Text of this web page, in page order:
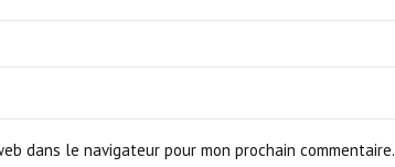
dans le navigateur pour mon prochain commentaire.